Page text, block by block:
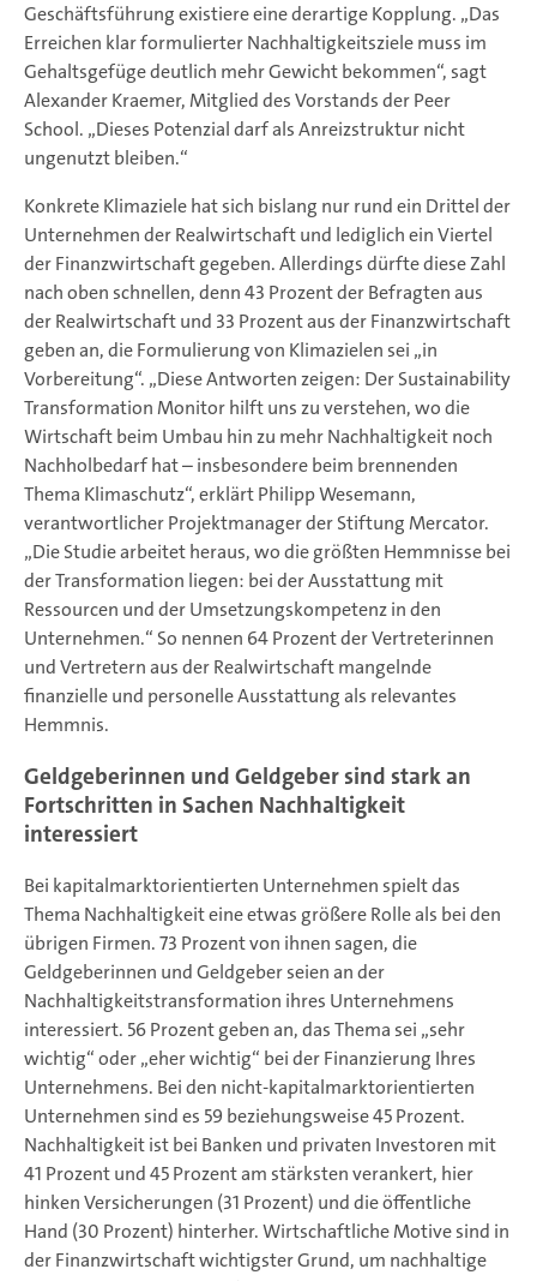
Geschäftsführung existiere eine derartige Kopplung. „Das
Erreichen klar formulierter Nachhaltigkeitsziele muss im
Gehaltsgefüge deutlich mehr Gewicht bekommen“, sagt
Alexander Kraemer, Mitglied des Vorstands der Peer
School. „Dieses Potenzial darf als Anreizstruktur nicht
ungenutzt bleiben.“
Konkrete Klimaziele hat sich bislang nur rund ein Drittel der
Unternehmen der Realwirtschaft und lediglich ein Viertel
der Finanzwirtschaft gegeben. Allerdings dürfte diese Zahl
nach oben schnellen, denn 43 Prozent der Befragten aus
der Realwirtschaft und 33 Prozent aus der Finanzwirtschaft
geben an, die Formulierung von Klimazielen sei „in
Vorbereitung“. „Diese Antworten zeigen: Der Sustainability
Transformation Monitor hilft uns zu verstehen, wo die
Wirtschaft beim Umbau hin zu mehr Nachhaltigkeit noch
Nachholbedarf hat – insbesondere beim brennenden
Thema Klimaschutz“, erklärt Philipp Wesemann,
verantwortlicher Projektmanager der Stiftung Mercator.
„Die Studie arbeitet heraus, wo die größten Hemmnisse bei
der Transformation liegen: bei der Ausstattung mit
Ressourcen und der Umsetzungskompetenz in den
Unternehmen.“ So nennen 64 Prozent der Vertreterinnen
und Vertretern aus der Realwirtschaft mangelnde
finanzielle und personelle Ausstattung als relevantes
Hemmnis.
Geldgeberinnen und Geldgeber sind stark an
Fortschritten in Sachen Nachhaltigkeit
interessiert
Bei kapitalmarktorientierten Unternehmen spielt das
Thema Nachhaltigkeit eine etwas größere Rolle als bei den
übrigen Firmen. 73 Prozent von ihnen sagen, die
Geldgeberinnen und Geldgeber seien an der
Nachhaltigkeitstransformation ihres Unternehmens
interessiert. 56 Prozent geben an, das Thema sei „sehr
wichtig“ oder „eher wichtig“ bei der Finanzierung Ihres
Unternehmens. Bei den nicht-kapitalmarktorientierten
Unternehmen sind es 59 beziehungsweise 45 Prozent.
Nachhaltigkeit ist bei Banken und privaten Investoren mit
41 Prozent und 45 Prozent am stärksten verankert, hier
hinken Versicherungen (31 Prozent) und die öffentliche
Hand (30 Prozent) hinterher. Wirtschaftliche Motive sind in
der Finanzwirtschaft wichtigster Grund, um nachhaltige